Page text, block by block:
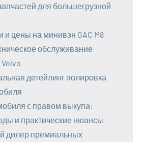
для большегрузной
и цены на минивэн GAC M8
обслуживание
детейлинг полировка
с правом выкупа:
и практические нюансы
дилер премиальных